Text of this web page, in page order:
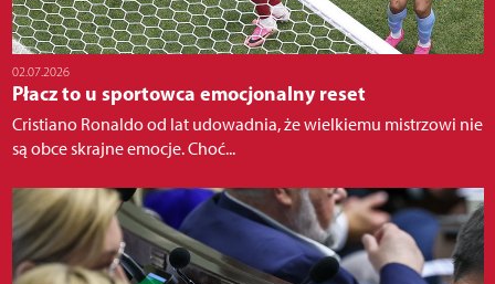
02.07.2026
Płacz to u sportowca emocjonalny reset
Cristiano Ronaldo od lat udowadnia, że wielkiemu mistrzowi nie
są obce skrajne emocje. Choć...